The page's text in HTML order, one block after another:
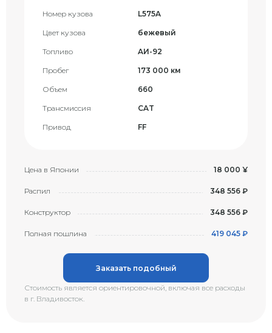
Номер кузова L575A
Цвет кузова бежевый
Топливо AИ-92
Пробег 173 000 км
Объем 660
Трансмиссия CAT
Привод FF
Цена в Японии 18 000 ¥
Распил 348 556 ₽
Конструктор 348 556 ₽
Полная пошлина 419 045 ₽
Стоимость является ориентировочной, включая все расходы
в г. Владивосток.
Заказать подобный